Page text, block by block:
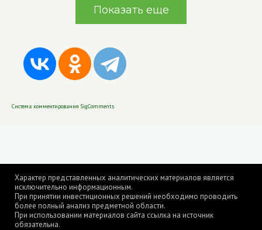
Показать еще
Система комментирования SigComments
Характер представленных аналитических материалов является
исключительно информационным.
При принятии инвестиционных решений необходимо проводить
более полный анализ предметной области.
При использовании материалов сайта ссылка на источник
обязательна.